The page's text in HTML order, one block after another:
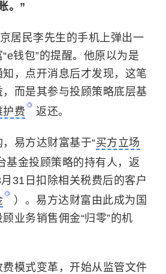
。”
居民李先生的手机上弹出一
钱包”的提醒。他原以为是
，点开消息后才发现，这笔
而是其参与投顾策略底层基
护费 返还。
易方达财富基于“买方立场
基金投顾策略的持有人，返
31日扣除相关税费后的客户
）。易方达财富由此成为国
业务销售佣金“归零”的机
模式变革，开始从监管文件